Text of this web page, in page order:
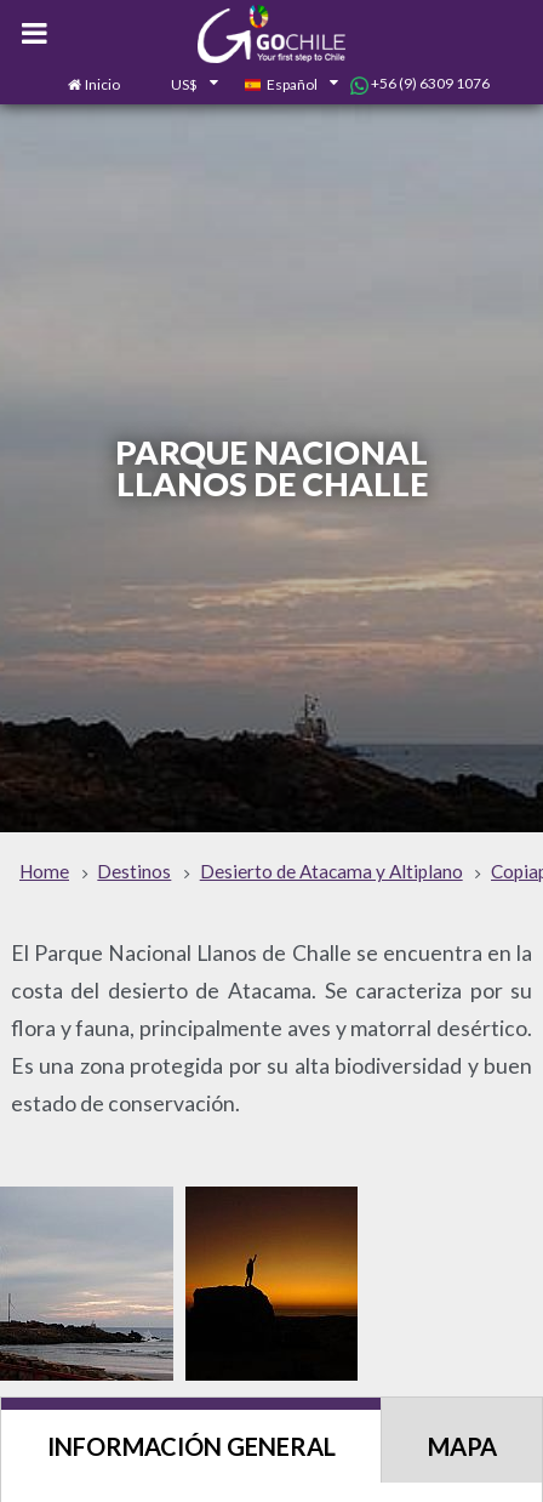
Inicio US$ Español +56 (9) 6309 1076
PARQUE NACIONAL
LLANOS DE CHALLE
Home Destinos Desierto de Atacama y Altiplano
El Parque Nacional Llanos de Challe se encuentra en la
costa del desierto de Atacama. Se caracteriza por su
flora y fauna, principalmente aves y matorral desértico.
Es una zona protegida por su alta biodiversidad y buen
estado de conservación.
INFORMACIÓN GENERAL MAPA